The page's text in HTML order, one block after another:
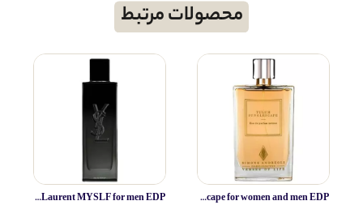
محصولات مرتبط
Simone Andreoli Tulum Junglescape for women and men EDP
Yves Saint Laurent MYSLF for men EDP